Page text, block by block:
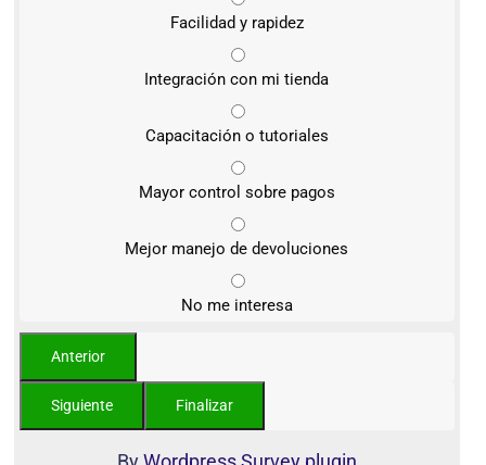
Facilidad y rapidez
Integración con mi tienda
Capacitación o tutoriales
Mayor control sobre pagos
Mejor manejo de devoluciones
No me interesa